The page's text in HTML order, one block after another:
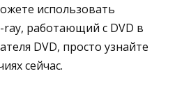
использовать
работающий с DVD в
DVD, просто узнайте
сейчас.